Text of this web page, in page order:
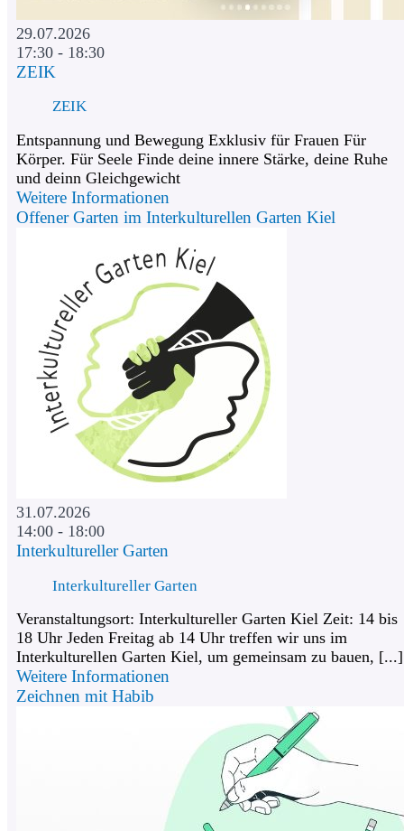
29.07.2026
17:30 - 18:30
ZEIK
ZEIK
Entspannung und Bewegung Exklusiv für Frauen Für
Körper. Für Seele Finde deine innere Stärke, deine Ruhe
und deinn Gleichgewicht
Weitere Informationen
Offener Garten im Interkulturellen Garten Kiel
31.07.2026
14:00 - 18:00
Interkultureller Garten
Interkultureller Garten
Veranstaltungsort: Interkultureller Garten Kiel Zeit: 14 bis
18 Uhr Jeden Freitag ab 14 Uhr treffen wir uns im
Interkulturellen Garten Kiel, um gemeinsam zu bauen, [...]
Weitere Informationen
Zeichnen mit Habib